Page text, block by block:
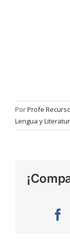
PorProfe
Lengua y